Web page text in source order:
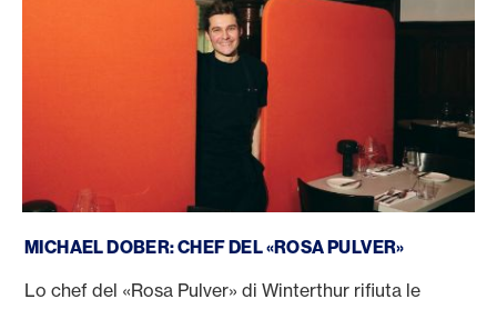
MICHAEL DOBER: CHEF DEL «ROSA PULVER»
Lo chef del «Rosa Pulver» di Winterthur rifiuta le